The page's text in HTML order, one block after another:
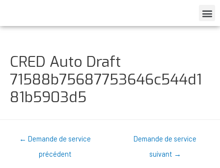
CRED Auto Draft
71588b75687753646c544d1
81b5903d5
← Demande de service
précédent
Demande de service
suivant →